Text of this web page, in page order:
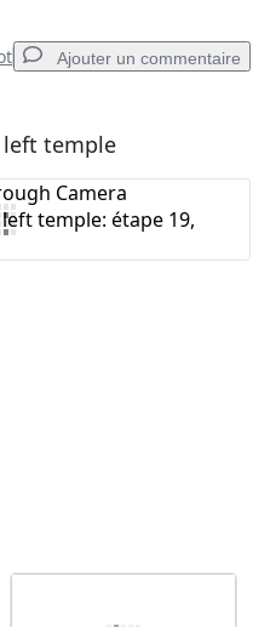
Ajouter un commentaire
temple